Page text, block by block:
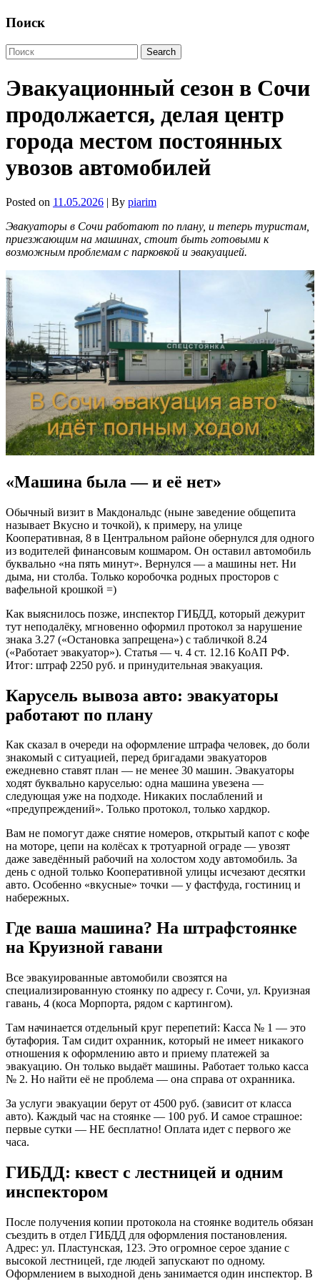
Поиск
Эвакуационный сезон в Сочи
продолжается, делая центр
города местом постоянных
увозов автомобилей
Posted on 11.05.2026 | By piarim
Эвакуаторы в Сочи работают по плану, и теперь туристам,
приезжающим на машинах, стоит быть готовыми к
возможным проблемам с парковкой и эвакуацией.
«Машина была — и её нет»
Обычный визит в Макдональдс (ныне заведение общепита
называет Вкусно и точкой), к примеру, на улице
Кооперативная, 8 в Центральном районе обернулся для одного
из водителей финансовым кошмаром. Он оставил автомобиль
буквально «на пять минут». Вернулся — а машины нет. Ни
дыма, ни столба. Только коробочка родных просторов с
вафельной крошкой =)
Как выяснилось позже, инспектор ГИБДД, который дежурит
тут неподалёку, мгновенно оформил протокол за нарушение
знака 3.27 («Остановка запрещена») с табличкой 8.24
(«Работает эвакуатор»). Статья — ч. 4 ст. 12.16 КоАП РФ.
Итог: штраф 2250 руб. и принудительная эвакуация.
Карусель вывоза авто: эвакуаторы
работают по плану
Как сказал в очереди на оформление штрафа человек, до боли
знакомый с ситуацией, перед бригадами эвакуаторов
ежедневно ставят план — не менее 30 машин. Эвакуаторы
ходят буквально каруселью: одна машина увезена —
следующая уже на подходе. Никаких послаблений и
«предупреждений». Только протокол, только хардкор.
Вам не помогут даже снятие номеров, открытый капот с кофе
на моторе, цепи на колёсах к тротуарной ограде — увозят
даже заведённый рабочий на холостом ходу автомобиль. За
день с одной только Кооперативной улицы исчезают десятки
авто. Особенно «вкусные» точки — у фастфуда, гостиниц и
набережных.
Где ваша машина? На штрафстоянке
на Круизной гавани
Все эвакуированные автомобили свозятся на
специализированную стоянку по адресу г. Сочи, ул. Круизная
гавань, 4 (коса Морпорта, рядом с картингом).
Там начинается отдельный круг перепетий: Касса № 1 — это
бутафория. Там сидит охранник, который не имеет никакого
отношения к оформлению авто и приему платежей за
эвакуацию. Он только выдаёт машины. Работает только касса
№ 2. Но найти её не проблема — она справа от охранника.
За услуги эвакуации берут от 4500 руб. (зависит от класса
авто). Каждый час на стоянке — 100 руб. И самое страшное:
первые сутки — НЕ бесплатно! Оплата идет с первого же
часа.
ГИБДД: квест с лестницей и одним
инспектором
После получения копии протокола на стоянке водитель обязан
съездить в отдел ГИБДД для оформления постановления.
Адрес: ул. Пластунская, 123. Это огромное серое здание с
высокой лестницей, где людей запускают по одному.
Оформлением в выходной день занимается один инспектор. В